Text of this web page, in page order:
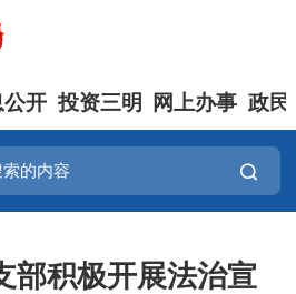
开 投资三明 网上办事 政民
部积极开展法治宣